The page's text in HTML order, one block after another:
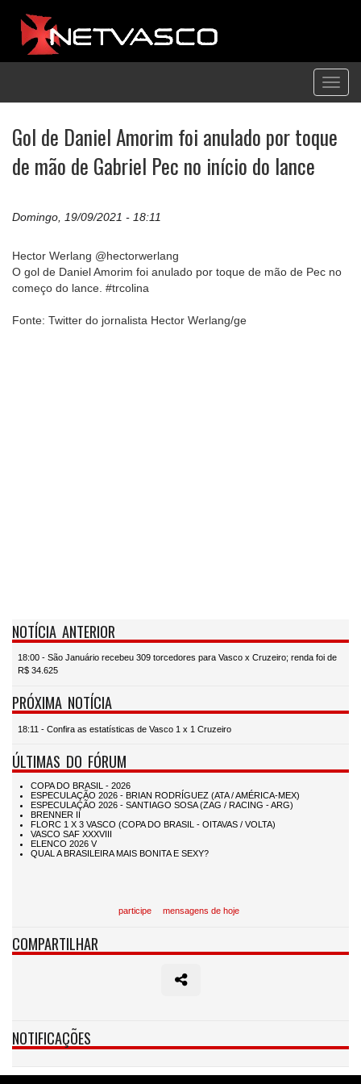
Gol de Daniel Amorim foi anulado por toque
de mão de Gabriel Pec no início do lance
Domingo, 19/09/2021 - 18:11
Hector Werlang @hectorwerlang
O gol de Daniel Amorim foi anulado por toque de mão de Pec no
começo do lance. #trcolina
Fonte: Twitter do jornalista Hector Werlang/ge
NOTÍCIA ANTERIOR
18:00 - São Januário recebeu 309 torcedores para Vasco x Cruzeiro; renda foi de
R$ 34.625
PRÓXIMA NOTÍCIA
18:11 - Confira as estatísticas de Vasco 1 x 1 Cruzeiro
ÚLTIMAS DO FÓRUM
participe mensagens de hoje
COMPARTILHAR
NOTIFICAÇÕES